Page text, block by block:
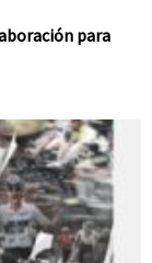
para